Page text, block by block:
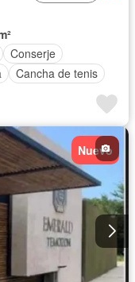
Conserje
Cancha de tenis
Nuevo